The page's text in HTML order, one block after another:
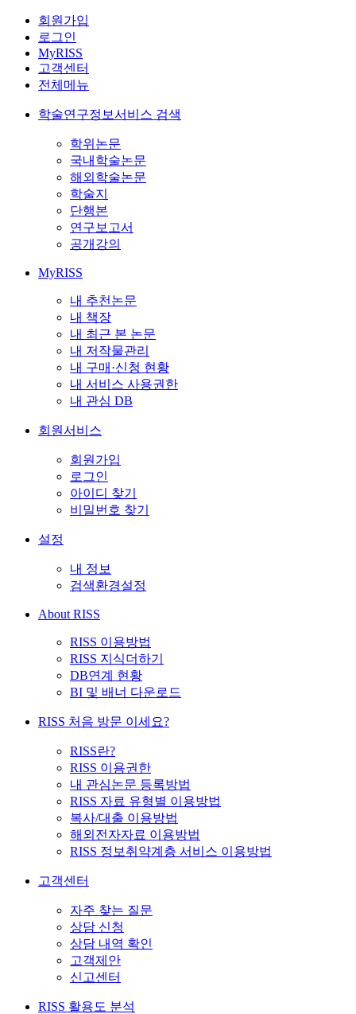
회원가입
로그인
MyRISS
고객센터
전체메뉴
학술연구정보서비스 검색
학위논문
국내학술논문
해외학술논문
학술지
단행본
연구보고서
공개강의
MyRISS
내 추천논문
내 책장
내 최근 본 논문
내 저작물관리
내 구매·신청 현황
내 서비스 사용권한
내 관심 DB
회원서비스
회원가입
로그인
아이디 찾기
비밀번호 찾기
설정
내 정보
검색환경설정
About RISS
RISS 이용방법
RISS 지식더하기
DB연계 현황
BI 및 배너 다운로드
RISS 처음 방문 이세요?
RISS란?
RISS 이용권한
내 관심논문 등록방법
RISS 자료 유형별 이용방법
복사/대출 이용방법
해외전자자료 이용방법
RISS 정보취약계층 서비스 이용방법
고객센터
자주 찾는 질문
상담 신청
상담 내역 확인
고객제안
신고센터
RISS 활용도 분석